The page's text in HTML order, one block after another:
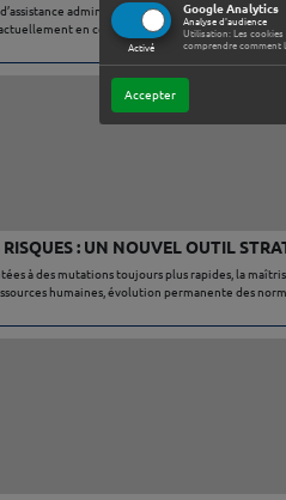
Google Analytics
Activé
Analyse d'audience
Utilisation: Les
comprendre comment
Accepter
administrative auprès des collectivités
en cours d’exécution arrivera à
RISQUES : UN NOUVEL OUTIL
à des mutations toujours plus rapides, la
humaines, évolution permanente des